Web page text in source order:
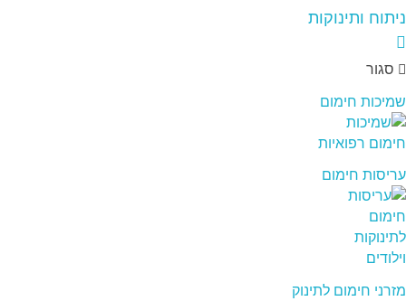
סגור
שמיכות חימום
עריסות חימום
מזרני חימום לתינוק